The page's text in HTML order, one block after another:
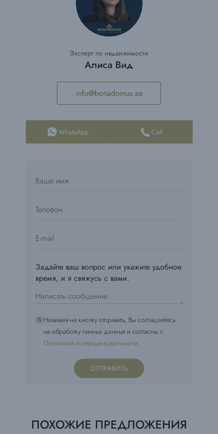
Эксперт по недвижимости
Алиса Вид
info@bonadomus.ae
WhatsApp Call
Задайте ваш вопрос или укажите удобное
время, и я свяжусь с вами.
Нажимая на кнопку отправить, Вы соглашаетесь
на обработку личных данных и согласны с
Политикой конфиденциальности.
ОТПРАВИТЬ
ПОХОЖИЕ ПРЕДЛОЖЕНИЯ